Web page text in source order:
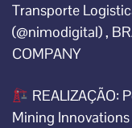
Transporte
(@nimodigital) ,
COMPANY
REALIZAÇÃO:
Mining Innovations